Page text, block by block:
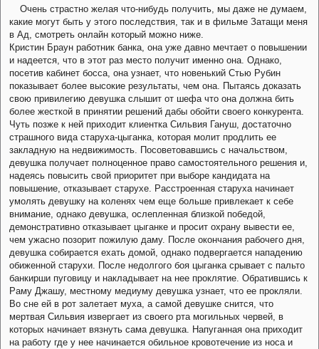
Очень страстно желая что-нибудь получить, мы даже не думаем,
какие могут быть у этого последствия, так и в фильме Затащи меня
в Ад, смотреть онлайн который можно ниже.
Кристин Браун работник банка, она уже давно мечтает о повышении
и надеется, что в этот раз место получит именно она. Однако,
посетив кабинет босса, она узнает, что новенький Стью Рубин
показывает более высокие результаты, чем она. Пытаясь доказать
свою привилегию девушка слышит от шефа что она должна бить
более жесткой в принятии решений дабы обойти своего конкурента.
Чуть позже к ней приходит клиентка Сильвия Гануш, достаточно
страшного вида старуха-цыганка, которая молит продлить ее
закладную на недвижимость. Посоветовавшись с начальством,
девушка получает полноценное право самостоятельного решения и,
надеясь повысить свой приоритет при выборе кандидата на
повышение, отказывает старухе. Расстроенная старуха начинает
умолять девушку на коленях чем еще больше привлекает к себе
внимание, однако девушка, ослепленная близкой победой,
демонстративно отказывает цыганке и просит охрану вывести ее,
чем ужасно позорит пожилую даму. После окончания рабочего дня,
девушка собирается ехать домой, однако подвергается нападению
обиженной старухи. После недолгого боя цыганка срывает с пальто
банкирши пуговицу и накладывает на нее проклятие. Обратившись к
Раму Джашу, местному медиуму девушка узнает, что ее прокляли.
Во сне ей в рот залетает муха, а самой девушке снится, что
мертвая Сильвия извергает из своего рта могильных червей, в
которых начинает вязнуть сама девушка. Напуганная она приходит
на работу где у нее начинается обильное кровотечение из носа и